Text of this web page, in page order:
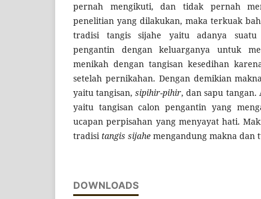
pernah mengikuti, dan tidak pernah
penelitian yang dilakukan, maka terkuak
tradisi tangis sijahe yaitu adanya
pengantin dengan keluarganya untuk
menikah dengan tangisan kesedihan
setelah pernikahan. Dengan demikian
yaitu tangisan,sipihir-pihir, dan sapu tangan.
yaitu tangisan calon pengantin yang
ucapan perpisahan yang menyayat hati.
tradisi tangis sijahe mengandung makna dan
DOWNLOADS